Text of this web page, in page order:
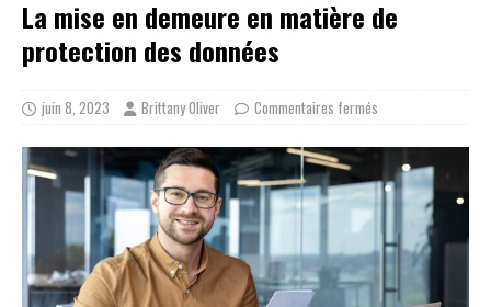
La mise en demeure en matière de
protection des données
juin 8, 2023 Brittany Oliver Commentaires fermés